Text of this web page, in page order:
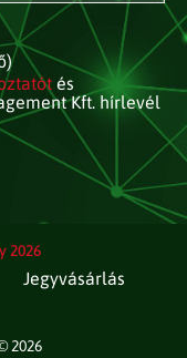
és
Kft. hírlevél
2026
Jegyvásárlás
2026